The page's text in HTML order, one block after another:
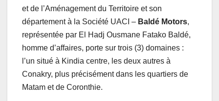
et de l’Aménagement du Territoire et son
département à la Société UACI – Baldé Motors,
représentée par El Hadj Ousmane Fatako Baldé,
homme d’affaires, porte sur trois (3) domaines :
l’un situé à Kindia centre, les deux autres à
Conakry, plus précisément dans les quartiers de
Matam et de Coronthie.